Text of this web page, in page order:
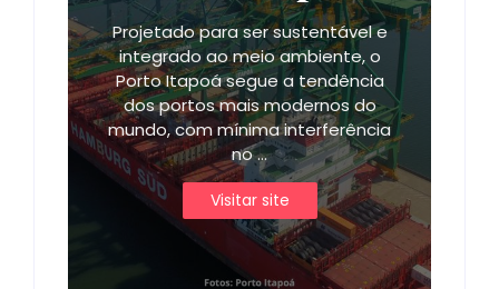
Projetado para ser sustentável e
integrado ao meio ambiente, o
Porto Itapoá segue a tendência
dos portos mais modernos do
mundo, com mínima interferência
no ...
Visitar site